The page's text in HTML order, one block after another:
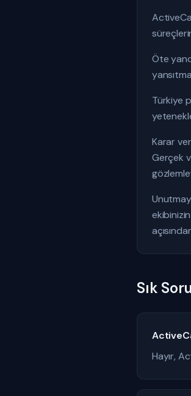
Öte
Türkiye
Karar
Gerçek
Sık
Hayır,